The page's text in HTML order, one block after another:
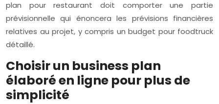
plan pour restaurant doit comporter une partie
prévisionnelle qui énoncera les prévisions financières
relatives au projet, y compris un budget pour foodtruck
détaillé.
Choisir un business plan
élaboré en ligne pour plus de
simplicité